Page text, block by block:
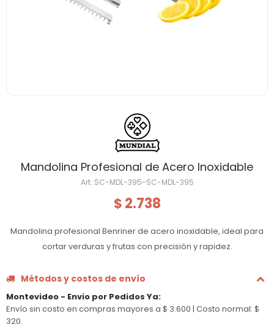
Mandolina Profesional de Acero Inoxidable
SC-MDL-395-SC-MDL-395
$ 2.738
Mandolina profesional Benriner de acero inoxidable, ideal para
cortar verduras y frutas con precisión y rapidez.
Métodos y costos de envío
Montevideo - Envio por Pedidos Ya:
Envío sin costo en compras mayores a $ 3.600 | Costo normal: $
320.